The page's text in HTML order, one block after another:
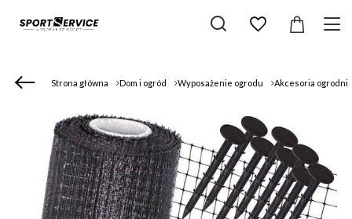
Strona główna Dom i ogród Wyposażenie ogrodu Akcesoria